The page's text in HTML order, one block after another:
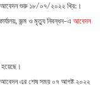
। আবেদন শুরু ১৮/০৭/২০২২ খ্রি:।
জন্ম ও মৃত্যু নিবন্ধন-এ আবেদন
হয়েছে।
আবেদন এর শেষ সময় ০৭ আগষ্ট ২০২২